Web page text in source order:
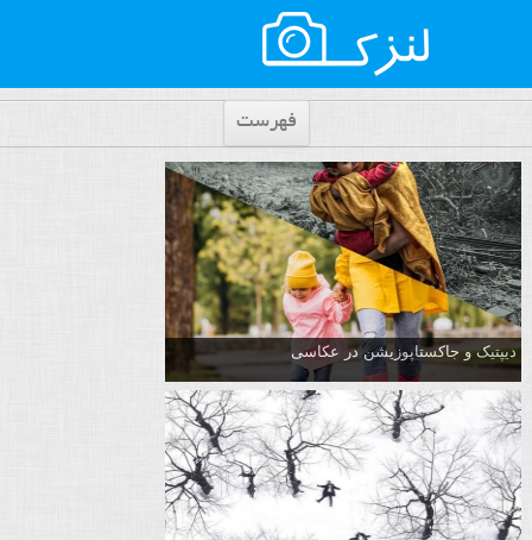
فهرست
دیپتیک و جاکستا‌پوزیشن در عکاسی